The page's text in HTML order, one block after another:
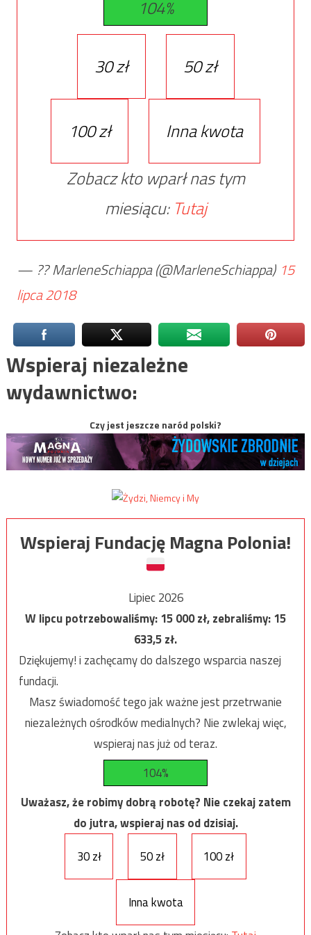
104%
30 zł 50 zł
100 zł
Inna kwota
Zobacz kto wparł nas tym
miesiącu: Tutaj
— ?? MarleneSchiappa (@MarleneSchiappa) 15
lipca 2018
Wspieraj niezależne
wydawnictwo:
Czy jest jeszcze naród polski?
Wspieraj Fundację Magna Polonia!
Lipiec 2026
W lipcu potrzebowaliśmy:15 000zł, zebraliśmy:15
633,5zł.
Dziękujemy! i zachęcamy do dalszego wsparcia naszej
fundacji.
Masz świadomość tego jak ważne jest przetrwanie
niezależnych ośrodków medialnych? Nie zwlekaj więc,
wspieraj nas już od teraz.
104%
Uważasz, że robimy dobrą robotę? Nie czekaj zatem
do jutra, wspieraj nas od dzisiaj.
30 zł
50 zł 100 zł
Inna kwota